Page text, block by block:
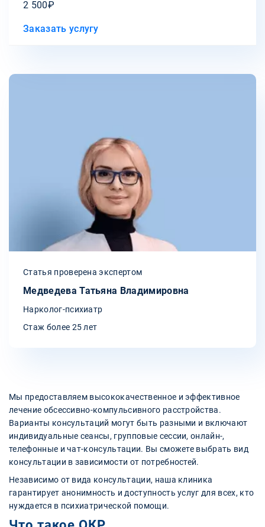
2 500₽
Заказать услугу
Статья проверена экспертом
Медведева Татьяна Владимировна
Нарколог-психиатр
Стаж более 25 лет
Мы предоставляем высококачественное и эффективное
лечение обсессивно-компульсивного расстройства.
Варианты консультаций могут быть разными и включают
индивидуальные сеансы, групповые сессии, онлайн-,
телефонные и чат-консультации. Вы сможете выбрать вид
консультации в зависимости от потребностей.
Независимо от вида консультации, наша клиника
гарантирует анонимность и доступность услуг для всех, кто
нуждается в психиатрической помощи.